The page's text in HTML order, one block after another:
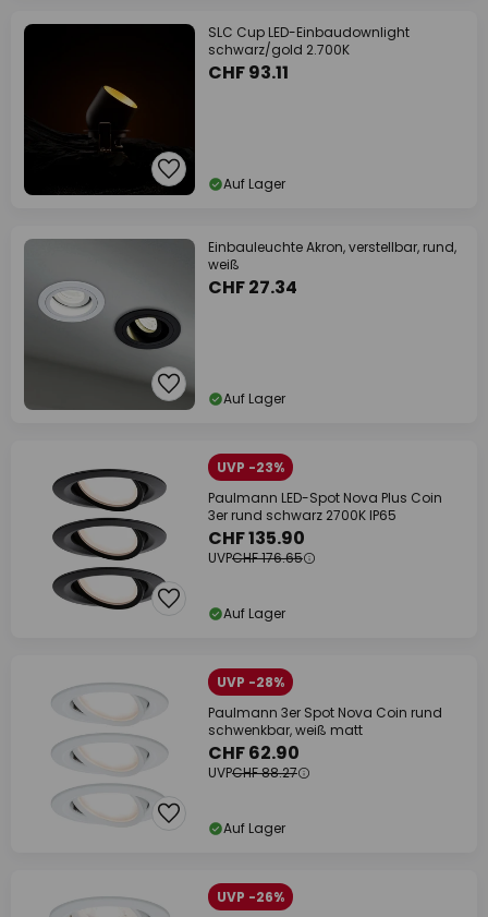
SLC Cup LED-Einbaudownlight
schwarz/gold 2.700K
CHF 93.11
Auf Lager
Einbauleuchte Akron, verstellbar, rund,
weiß
CHF 27.34
Auf Lager
UVP -23%
Paulmann LED-Spot Nova Plus Coin
3er rund schwarz 2700K IP65
CHF 135.90
UVPCHF 176.65
Auf Lager
UVP -28%
Paulmann 3er Spot Nova Coin rund
schwenkbar, weiß matt
CHF 62.90
UVPCHF 88.27
Auf Lager
UVP -26%